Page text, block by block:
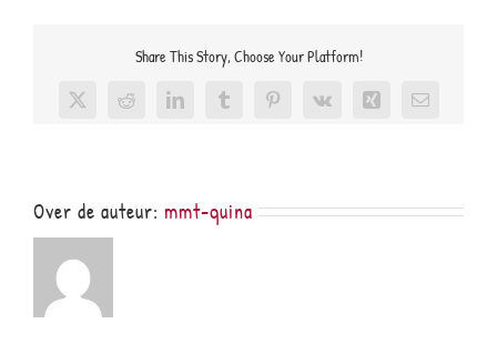
Share This Story, Choose Your Platform!
X RedditLinkedInTumblrPinterest
Vk Xing
E-
Over de auteur: mmt-quina